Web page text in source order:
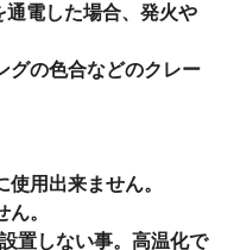
電した場合、発火や
グの色合などのクレー
用出来ません。
。
置しない事。高温化で